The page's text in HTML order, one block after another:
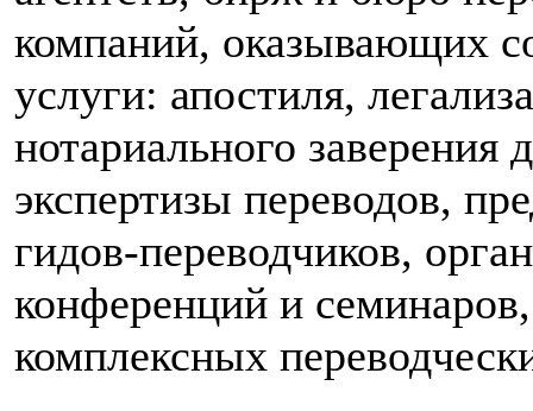
компаний, оказывающих
услуги: апостиля,
нотариального заверения
экспертизы переводов,
гидов-переводчиков,
конференций и
комплексных